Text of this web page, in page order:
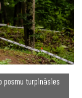
posmu turpināsies